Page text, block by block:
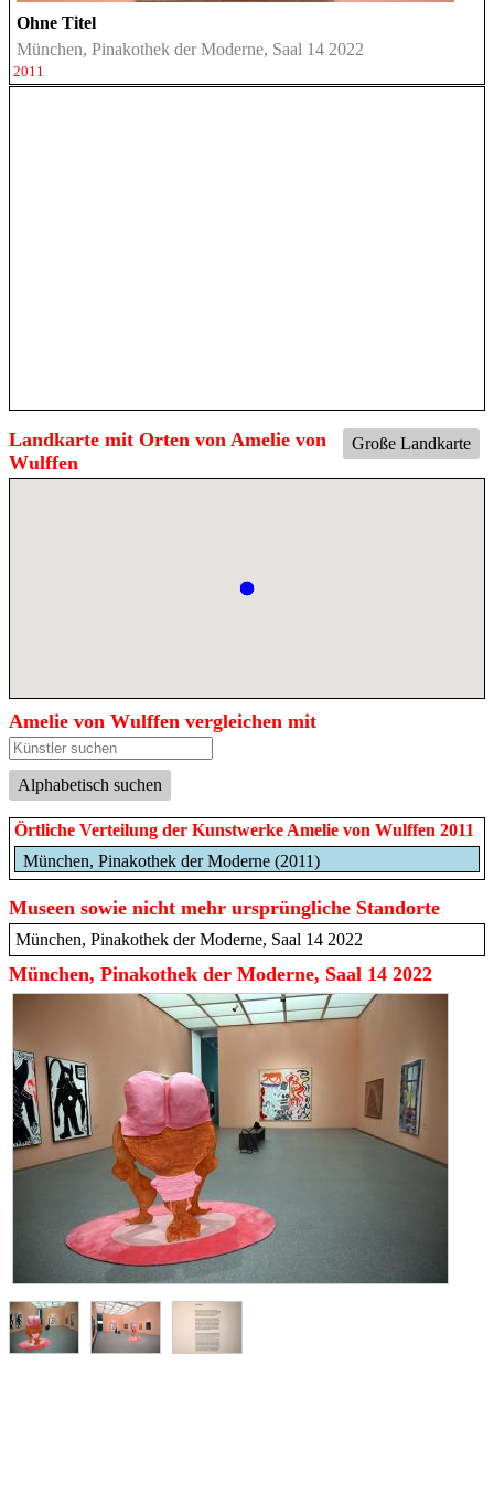
Ohne Titel
München, Pinakothek der Moderne, Saal 14 2022
2011
Große Landkarte
Landkarte mit Orten von Amelie von
Wulffen
Amelie von Wulffen vergleichen mit
Alphabetisch suchen
Örtliche Verteilung der Kunstwerke Amelie von Wulffen 2011
München, Pinakothek der Moderne (2011)
Museen sowie nicht mehr ursprüngliche Standorte
München, Pinakothek der Moderne, Saal 14 2022
München, Pinakothek der Moderne, Saal 14 2022